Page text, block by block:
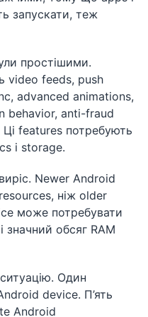
запускати, теж
простішими.
video feeds, push
advanced animations,
behavior, anti-fraud
features потребують
і storage.
Newer Android
ніж older
може потребувати
значний обсяг RAM
Один
device. П’ять
Android